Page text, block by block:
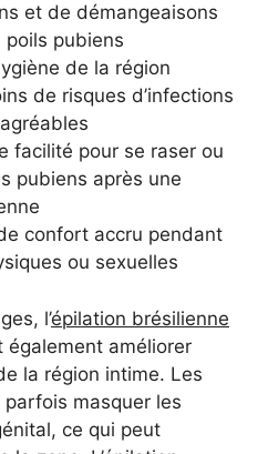
et de démangeaisons
poils pubiens
de la région
de risques d’infections
facilité pour se raser ou
pubiens après une
confort accru pendant
ou sexuelles
l’épilation brésilienne
également améliorer
la région intime. Les
masquer les
ce qui peut